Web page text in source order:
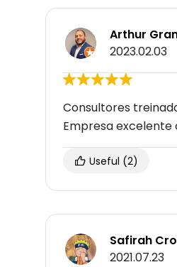
Arthur
2023.02.03
Consultores
Empresa
Useful (2)
Safirah
2021.07.23